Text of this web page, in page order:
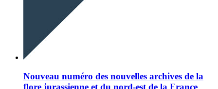
Nouveau numéro des nouvelles archives de la
flore jurassienne et du nord-est de la France